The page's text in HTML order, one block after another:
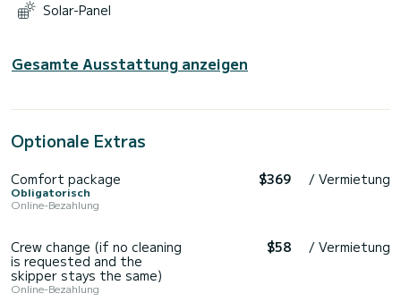
Solar-Panel
Gesamte Ausstattung anzeigen
Optionale Extras
Comfort package
Obligatorisch
Online-Bezahlung
$369 / Vermietung
Crew change (if no cleaning
is requested and the
skipper stays the same)
Online-Bezahlung
$58 / Vermietung